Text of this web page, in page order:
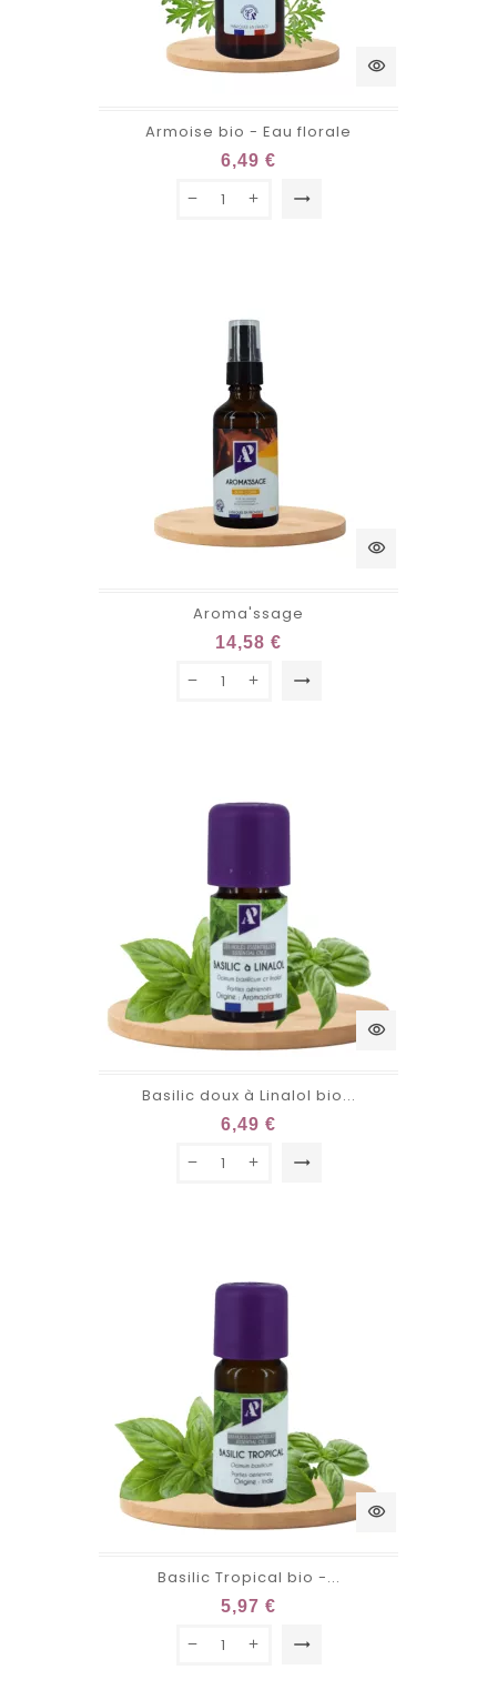
visibility
Armoise bio - Eau florale
6,49 €
trending_flat
visibility
Aroma'ssage
14,58 €
trending_flat
visibility
Basilic doux à Linalol bio...
6,49 €
trending_flat
visibility
Basilic Tropical bio -...
5,97 €
trending_flat